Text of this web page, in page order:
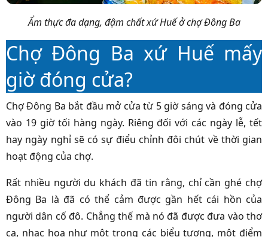
Ẩm thực đa dạng, đậm chất xứ Huế ở chợ Đông Ba
Chợ Đông Ba xứ Huế mấy
giờ đóng cửa?
Chợ Đông Ba bắt đầu mở cửa từ 5 giờ sáng và đóng cửa
vào 19 giờ tối hàng ngày. Riêng đối với các ngày lễ, tết
hay ngày nghỉ sẽ có sự điểu chỉnh đôi chút về thời gian
hoạt động của chợ.
Rất nhiều người du khách đã tin rằng, chỉ cần ghé chợ
Đông Ba là đã có thể cảm được gần hết cái hồn của
người dân cố đô. Chẳng thế mà nó đã được đưa vào thơ
ca, nhạc họa như một trong các biểu tượng, một điểm